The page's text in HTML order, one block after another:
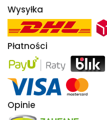
Wysyłka
Płatności
Opinie